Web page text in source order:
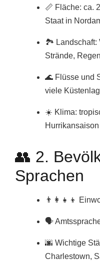
📏 Fläche: ca.
Staat in
🏞️ Landschaft:
Strände,
🌊 Flüsse und
viele
☀️ Klima:
👥 2.
Sprachen
👨‍👩‍👧‍👦
🗣️
🌆 Wichtige
Charlestown,